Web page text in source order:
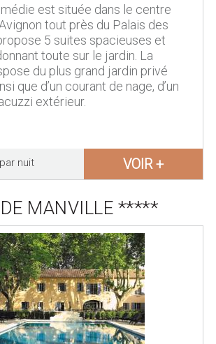
est située dans le centre
tout près du Palais des
5 suites spacieuses et
toute sur le jardin. La
du plus grand jardin privé
que d’un courant de nage, d’un
extérieur.
nuit VOIR +
MANVILLE *****